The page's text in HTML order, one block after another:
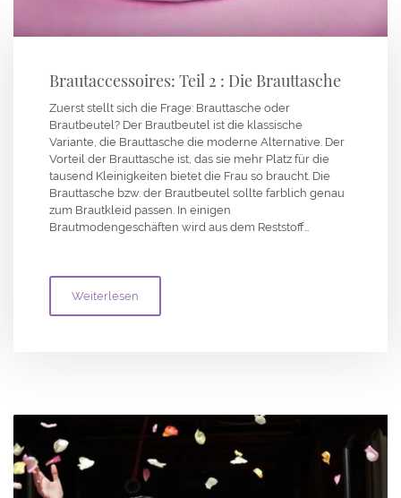
Brautaccessoires: Teil 2 : Die Brauttasche
Zuerst stellt sich die Frage: Brauttasche oder
Brautbeutel? Der Brautbeutel ist die klassische
Variante, die Brauttasche die moderne Alternative. Der
Vorteil der Brauttasche ist, das sie mehr Platz für die
tausend Kleinigkeiten bietet die Frau so braucht. Die
Brauttasche bzw. der Brautbeutel sollte farblich genau
zum Brautkleid passen. In einigen
Brautmodengeschäften wird aus dem Reststoff…
Weiterlesen